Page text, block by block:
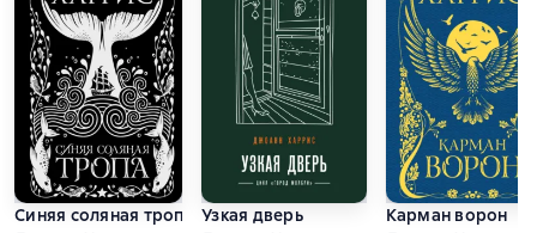
Синяя соляная тропа
Узкая дверь
Карман ворон